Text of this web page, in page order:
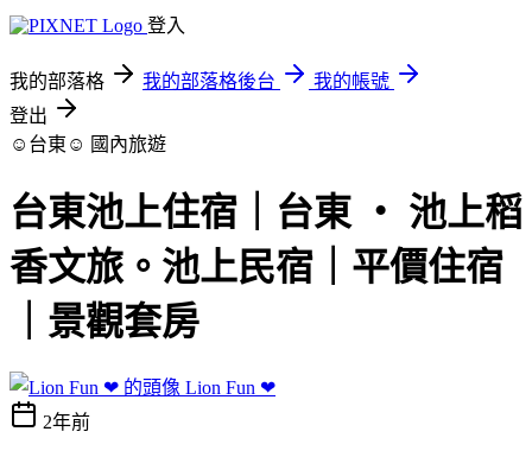
登入
我的部落格 我的部落格後台
我的帳號
登出
☺台東☺ 國內旅遊
台東池上住宿｜台東 ‧ 池上稻
香文旅。池上民宿｜平價住宿
｜景觀套房
Lion Fun ❤
2年前